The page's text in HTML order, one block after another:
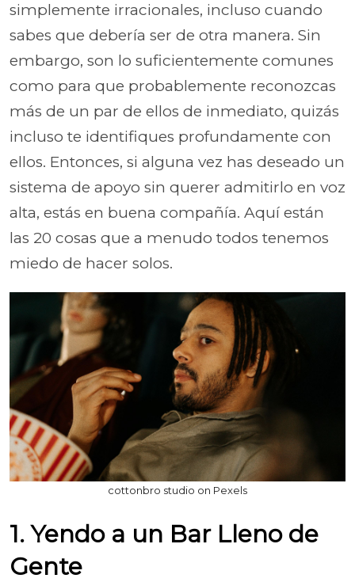
simplemente irracionales, incluso cuando
sabes que debería ser de otra manera. Sin
embargo, son lo suficientemente comunes
como para que probablemente reconozcas
más de un par de ellos de inmediato, quizás
incluso te identifiques profundamente con
ellos. Entonces, si alguna vez has deseado un
sistema de apoyo sin querer admitirlo en voz
alta, estás en buena compañía. Aquí están
las 20 cosas que a menudo todos tenemos
miedo de hacer solos.
cottonbro studio on Pexels
1. Yendo a un Bar Lleno de
Gente